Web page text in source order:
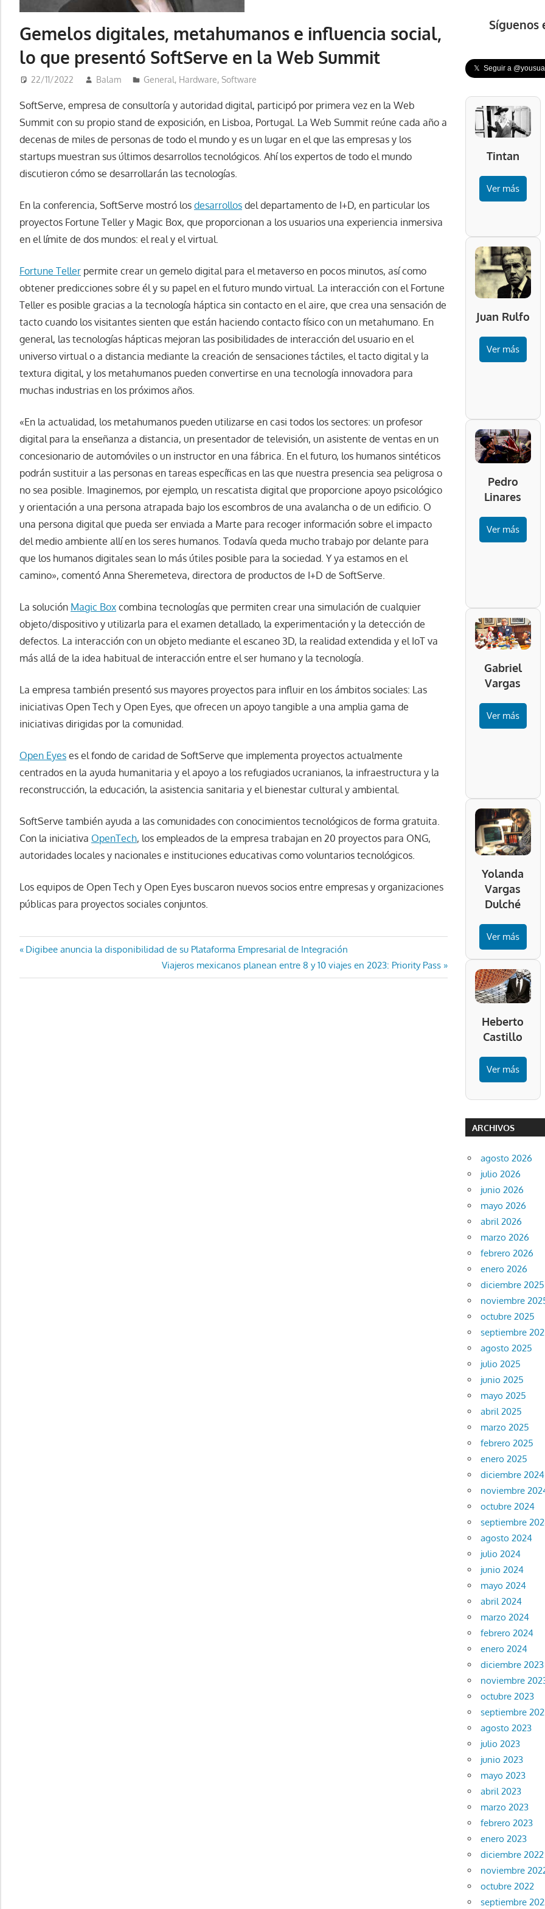
Gemelos digitales, metahumanos e influencia social,
lo que presentó SoftServe en la Web Summit
22/11/2022 Balam General, Hardware, Software
SoftServe, empresa de consultoría y autoridad digital, participó por primera vez en la Web
Summit con su propio stand de exposición, en Lisboa, Portugal. La Web Summit reúne cada año a
decenas de miles de personas de todo el mundo y es un lugar en el que las empresas y los
startups muestran sus últimos desarrollos tecnológicos. Ahí los expertos de todo el mundo
discutieron cómo se desarrollarán las tecnologías.
En la conferencia, SoftServe mostró los desarrollos del departamento de I+D, en particular los
proyectos Fortune Teller y Magic Box, que proporcionan a los usuarios una experiencia inmersiva
en el límite de dos mundos: el real y el virtual.
Fortune Teller permite crear un gemelo digital para el metaverso en pocos minutos, así como
obtener predicciones sobre él y su papel en el futuro mundo virtual. La interacción con el Fortune
Teller es posible gracias a la tecnología háptica sin contacto en el aire, que crea una sensación de
tacto cuando los visitantes sienten que están haciendo contacto físico con un metahumano. En
general, las tecnologías hápticas mejoran las posibilidades de interacción del usuario en el
universo virtual o a distancia mediante la creación de sensaciones táctiles, el tacto digital y la
textura digital, y los metahumanos pueden convertirse en una tecnología innovadora para
muchas industrias en los próximos años.
«En la actualidad, los metahumanos pueden utilizarse en casi todos los sectores: un profesor
digital para la enseñanza a distancia, un presentador de televisión, un asistente de ventas en un
concesionario de automóviles o un instructor en una fábrica. En el futuro, los humanos sintéticos
podrán sustituir a las personas en tareas específicas en las que nuestra presencia sea peligrosa o
no sea posible. Imaginemos, por ejemplo, un rescatista digital que proporcione apoyo psicológico
y orientación a una persona atrapada bajo los escombros de una avalancha o de un edificio. O
una persona digital que pueda ser enviada a Marte para recoger información sobre el impacto
del medio ambiente allí en los seres humanos. Todavía queda mucho trabajo por delante para
que los humanos digitales sean lo más útiles posible para la sociedad. Y ya estamos en el
camino», comentó Anna Sheremeteva, directora de productos de I+D de SoftServe.
La solución Magic Box combina tecnologías que permiten crear una simulación de cualquier
objeto/dispositivo y utilizarla para el examen detallado, la experimentación y la detección de
defectos. La interacción con un objeto mediante el escaneo 3D, la realidad extendida y el IoT va
más allá de la idea habitual de interacción entre el ser humano y la tecnología.
La empresa también presentó sus mayores proyectos para influir en los ámbitos sociales: Las
iniciativas Open Tech y Open Eyes, que ofrecen un apoyo tangible a una amplia gama de
iniciativas dirigidas por la comunidad.
Open Eyes es el fondo de caridad de SoftServe que implementa proyectos actualmente
centrados en la ayuda humanitaria y el apoyo a los refugiados ucranianos, la infraestructura y la
reconstrucción, la educación, la asistencia sanitaria y el bienestar cultural y ambiental.
SoftServe también ayuda a las comunidades con conocimientos tecnológicos de forma gratuita.
Con la iniciativa OpenTech, los empleados de la empresa trabajan en 20 proyectos para ONG,
autoridades locales y nacionales e instituciones educativas como voluntarios tecnológicos.
Los equipos de Open Tech y Open Eyes buscaron nuevos socios entre empresas y organizaciones
públicas para proyectos sociales conjuntos.
Navegación
de
Entrada
Digibee anuncia la disponibilidad de su Plataforma Empresarial de Integración
Entrada
siguiente:
Viajeros mexicanos planean entre 8 y 10 viajes en 2023: Priority Pass
Síguenos
𝕏 Seguir a
Tintan
Ver más
Juan Rulfo
Ver más
Pedro
Linares
Ver más
Gabriel
Vargas
Ver más
Yolanda
Vargas
Dulché
Ver más
Heberto
Castillo
Ver más
ARCHIVOS
agosto 2026
julio 2026
junio 2026
mayo 2026
abril 2026
marzo 2026
febrero 2026
enero 2026
diciembre 2025
noviembre
octubre 2025
septiembre
agosto 2025
julio 2025
junio 2025
mayo 2025
abril 2025
marzo 2025
febrero 2025
enero 2025
diciembre 2024
noviembre
octubre 2024
septiembre
agosto 2024
julio 2024
junio 2024
mayo 2024
abril 2024
marzo 2024
febrero 2024
enero 2024
diciembre 2023
noviembre
octubre 2023
septiembre
agosto 2023
julio 2023
junio 2023
mayo 2023
abril 2023
marzo 2023
febrero 2023
enero 2023
diciembre 2022
noviembre
octubre 2022
septiembre